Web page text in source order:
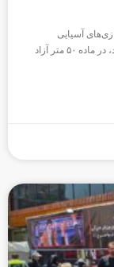
آسیایی
ناگویا، با حضور در رقابت‌های آزاد اروپا در آیندهوون هلند، در ماده ۵۰ متر آزاد